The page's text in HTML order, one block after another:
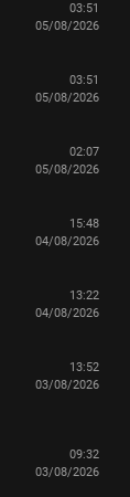
03:51
05/08/2026
03:51
05/08/2026
02:07
05/08/2026
15:48
04/08/2026
13:22
04/08/2026
13:52
03/08/2026
09:32
03/08/2026